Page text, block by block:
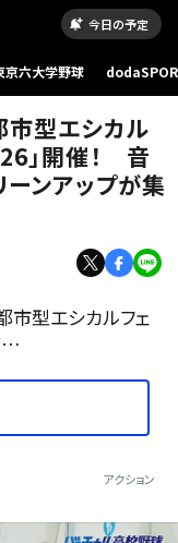
今日の予定
京六大学野球
市型エシカル
」開催！ 音
ーンアップが集
市型エシカルフェ
…
アクション